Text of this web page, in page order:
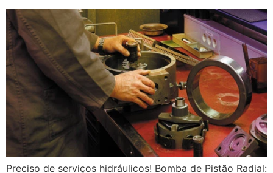
Preciso de serviços hidráulicos! Bomba de Pistão Radial: